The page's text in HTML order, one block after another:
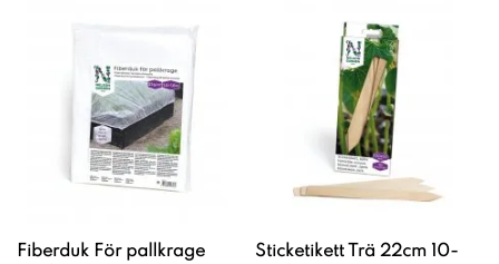
Fiberduk För pallkrage
Sticketikett Trä 22cm 10-